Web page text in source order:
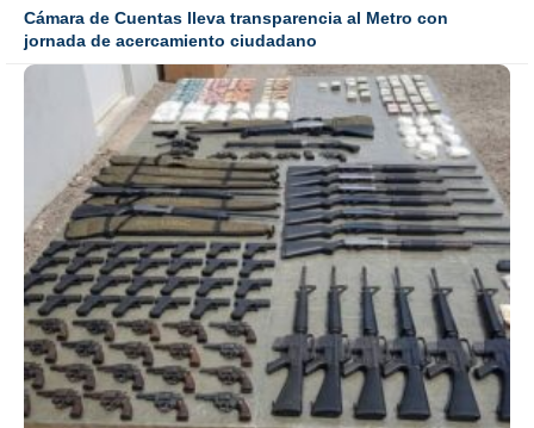
Cámara de Cuentas lleva transparencia al Metro con
jornada de acercamiento ciudadano